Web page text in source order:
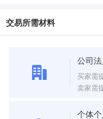
交易所需材料
公司
买家需
卖家需
个体